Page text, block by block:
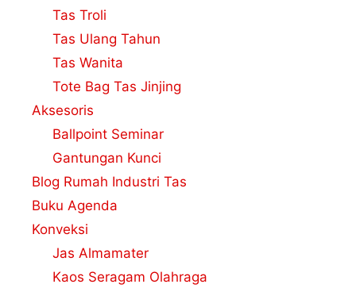
Tas Troli
Tas Ulang Tahun
Tas Wanita
Tote Bag Tas Jinjing
Aksesoris
Ballpoint Seminar
Gantungan Kunci
Blog Rumah Industri Tas
Buku Agenda
Konveksi
Jas Almamater
Kaos Seragam Olahraga